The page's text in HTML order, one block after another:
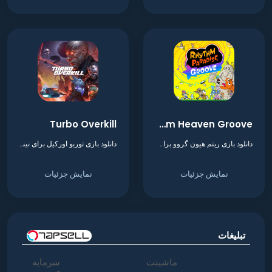
Rhythm Heaven Groove
دانلود بازی ریتم هیون گروو برای نینتندو سوییچ
نمایش جزئیات
Turbo Overkill
دانلود بازی توربو اورکیل برای نینتندو سوییچ
نمایش جزئیات
تبلیغات
ماشینت
سرمایه